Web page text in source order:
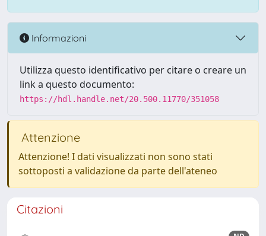
Informazioni
Utilizza questo identificativo per citare o creare un
link a questo documento:
https://hdl.handle.net/20.500.11770/351058
Attenzione
Attenzione! I dati visualizzati non sono stati
sottoposti a validazione da parte dell'ateneo
Citazioni